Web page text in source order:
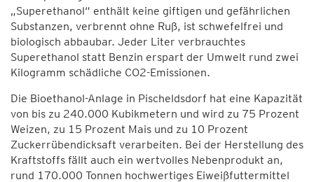
„Superethanol“ enthält keine giftigen und gefährlichen
Substanzen, verbrennt ohne Ruß, ist schwefelfrei und
biologisch abbaubar. Jeder Liter verbrauchtes
Superethanol statt Benzin erspart der Umwelt rund zwei
Kilogramm schädliche CO2-Emissionen.
Die Bioethanol-Anlage in Pischeldsdorf hat eine Kapazität
von bis zu 240.000 Kubikmetern und wird zu 75 Prozent
Weizen, zu 15 Prozent Mais und zu 10 Prozent
Zuckerrübendicksaft verarbeiten. Bei der Herstellung des
Kraftstoffs fällt auch ein wertvolles Nebenprodukt an,
rund 170.000 Tonnen hochwertiges Eiweißfuttermittel